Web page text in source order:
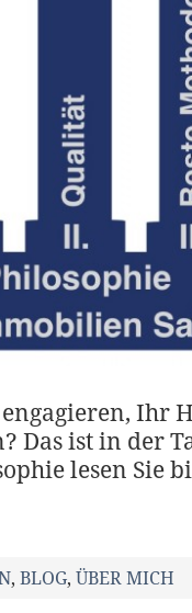
Ihr
Das ist in der
lesen Sie
, BLOG, ÜBER MICH